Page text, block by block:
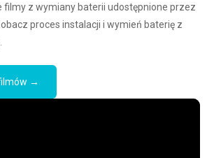
filmy z wymiany baterii udostępnione przez
proces instalacji i wymień baterię z
→